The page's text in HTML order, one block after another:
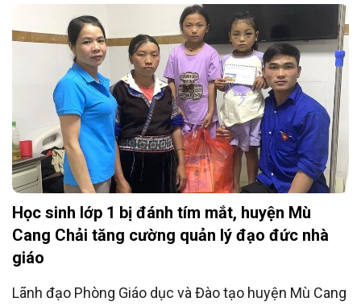
Học sinh lớp 1 bị đánh tím mắt, huyện Mù
Cang Chải tăng cường quản lý đạo đức nhà
giáo
Lãnh đạo Phòng Giáo dục và Đào tạo huyện Mù Cang